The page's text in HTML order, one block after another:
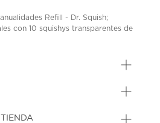
Refill - Dr. Squish;
con 10 squishys transparentes de